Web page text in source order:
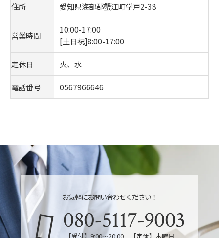
住所 愛知県海部郡蟹江町学戸2-38
営業時間
10:00-17:00
[土日祝]8:00-17:00
定休日 火、水
電話番号 0567966646
お気軽にお問い合わせください！
080-5117-9003
【受付】9:00～20:00 【定休】木曜日